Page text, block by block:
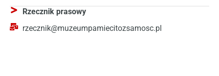
Rzecznik prasowy
rzecznik@muzeumpamiecitozsamosc.pl